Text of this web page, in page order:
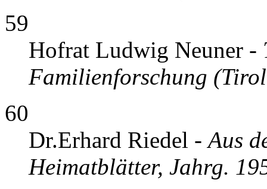
59
Hofrat Ludwig Neuner -
Familienforschung
60
Dr.Erhard Riedel -Aus
Heimatblätter, Jahrg.